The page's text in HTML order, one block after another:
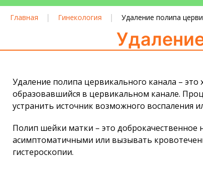
Главная | Гинекология | Удаление полипа
Удаление полипа цервикального канала –
образовавшийся в цервикальном канале.
устранить источник возможного воспаления
Полип шейки матки – это доброкачественное
асимптоматичными или вызывать
гистероскопии.